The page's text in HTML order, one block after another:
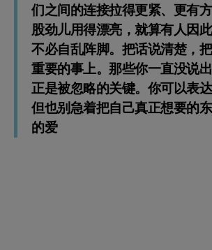
们之间的连接拉得更紧、更有
股劲儿用得漂亮，就算有人因
不必自乱阵脚。把话说清楚，
重要的事上。那些你一直没说
正是被忽略的关键。你可以表
但也别急着把自己真正想要的
的爱